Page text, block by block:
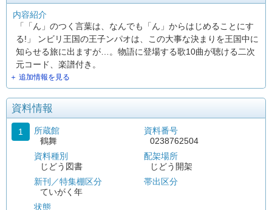
内容紹介
「「ん」のつく言葉は、なんでも「ん」からはじめることにす
る!」 ンビリ王国の王子ンパオは、この大事な決まりを王国中に
知らせる旅に出ますが…。物語に登場する歌10曲が聴ける二次
元コード、楽譜付き。
＋ 追加情報を見る
資料情報
1
所蔵館
鶴舞
資料種別
じどう図書
新刊／特集棚区分
ていがく年
状態
資料番号
0238762504
配架場所
じどう開架
帯出区分